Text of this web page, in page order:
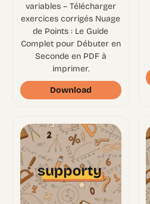
variables – Télécharger
exercices corrigés Nuage
de Points : Le Guide
Complet pour Débuter en
Seconde en PDF à
imprimer.
Download